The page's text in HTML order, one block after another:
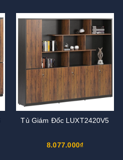
Tủ Giám Đốc LUXT2420V5
8.077.000₫